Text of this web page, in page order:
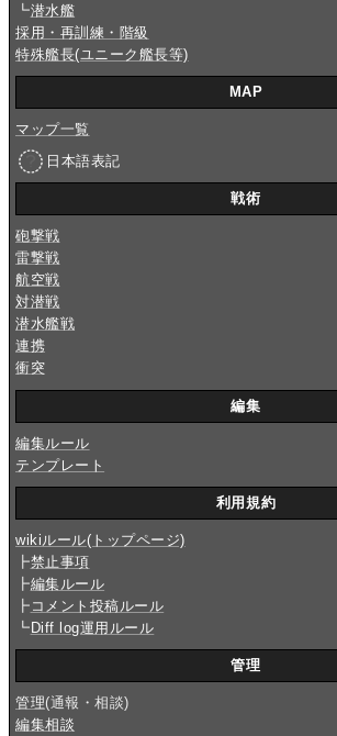
┗潜水艦
採用・再訓練・階級
特殊艦長(ユニーク艦長等)
MAP
マップ一覧
日本語表記
戦術
砲撃戦
雷撃戦
航空戦
対潜戦
潜水艦戦
連携
衝突
編集
編集ルール
テンプレート
利用規約
wikiルール(トップページ)
┣禁止事項
┣編集ルール
┣ コメント投稿ルール
┗ Diff log運用ルール
管理
管理(通報・相談)
編集相談